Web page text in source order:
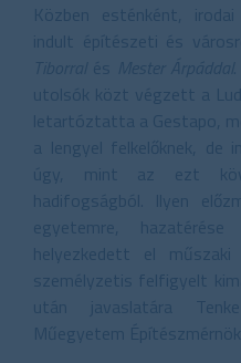
Közben esténként,
indult építészeti és
Tiborral és Mester Árpáddal
utolsók közt végzett a
letartóztatta a Gestapo,
a lengyel felkelőknek, de
úgy, mint az ezt
hadifogságból. Ilyen
egyetemre,
helyezkedett el
személyzetis felfigyelt
után javaslatára
Műegyetem